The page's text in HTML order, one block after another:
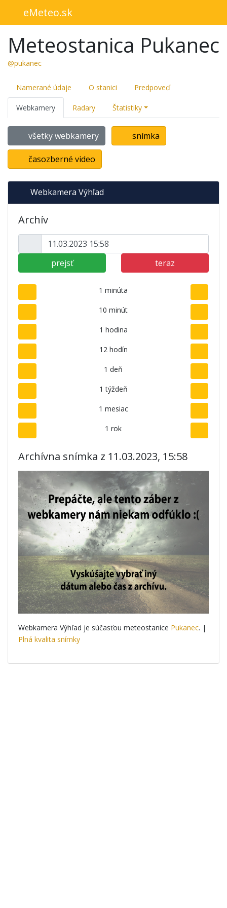
eMeteo.sk
Meteostanica Pukanec
@pukanec
Namerané údaje O stanici Predpoveď
Webkamery Radary Štatistiky
všetky webkamery snímka
časozberné video
Webkamera Výhľad
Archív
prejsť teraz
1 minúta
10 minút
1 hodina
12 hodín
1 deň
1 týždeň
1 mesiac
1 rok
Archívna snímka z 11.03.2023, 15:58
Webkamera Výhľad je súčasťou meteostanice Pukanec. |
Plná kvalita snímky